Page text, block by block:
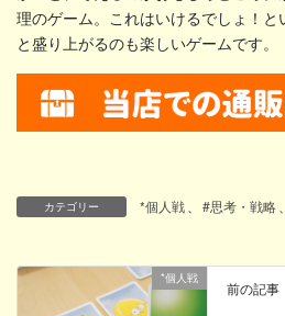
理のゲーム。これはいけるでしょ！
と盛り上がるのも楽しいゲームです。
カテゴリー *個人戦 #思考・戦略
*個人戦
前の記事